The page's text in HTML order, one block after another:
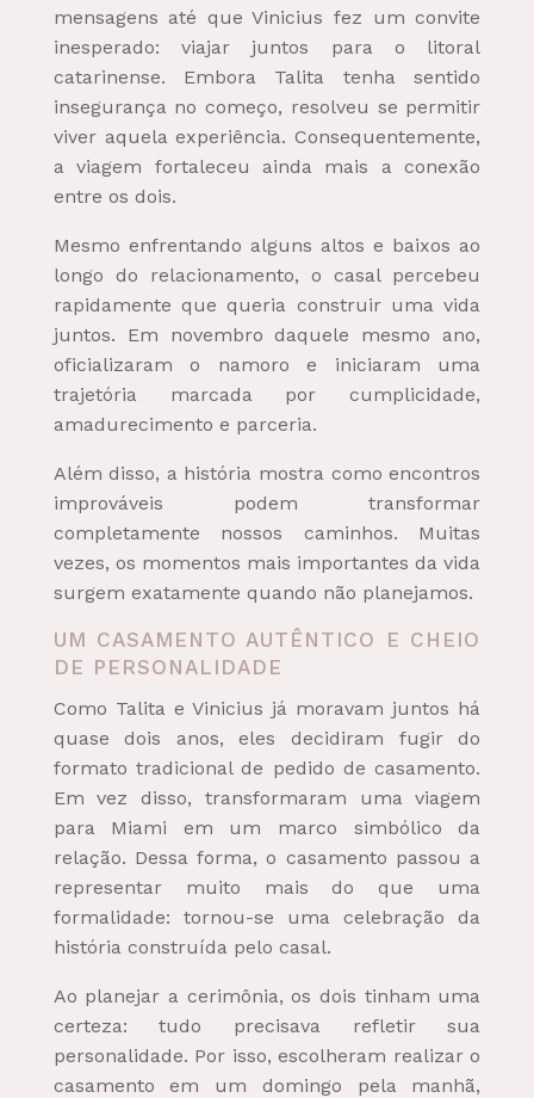
mensagens até que Vinicius fez um convite
inesperado: viajar juntos para o litoral
catarinense. Embora Talita tenha sentido
insegurança no começo, resolveu se permitir
viver aquela experiência. Consequentemente,
a viagem fortaleceu ainda mais a conexão
entre os dois.
Mesmo enfrentando alguns altos e baixos ao
longo do relacionamento, o casal percebeu
rapidamente que queria construir uma vida
juntos. Em novembro daquele mesmo ano,
oficializaram o namoro e iniciaram uma
trajetória marcada por cumplicidade,
amadurecimento e parceria.
Além disso, a história mostra como encontros
improváveis podem transformar
completamente nossos caminhos. Muitas
vezes, os momentos mais importantes da vida
surgem exatamente quando não planejamos.
UM CASAMENTO AUTÊNTICO E CHEIO
DE PERSONALIDADE
Como Talita e Vinicius já moravam juntos há
quase dois anos, eles decidiram fugir do
formato tradicional de pedido de casamento.
Em vez disso, transformaram uma viagem
para Miami em um marco simbólico da
relação. Dessa forma, o casamento passou a
representar muito mais do que uma
formalidade: tornou-se uma celebração da
história construída pelo casal.
Ao planejar a cerimônia, os dois tinham uma
certeza: tudo precisava refletir sua
personalidade. Por isso, escolheram realizar o
casamento em um domingo pela manhã,